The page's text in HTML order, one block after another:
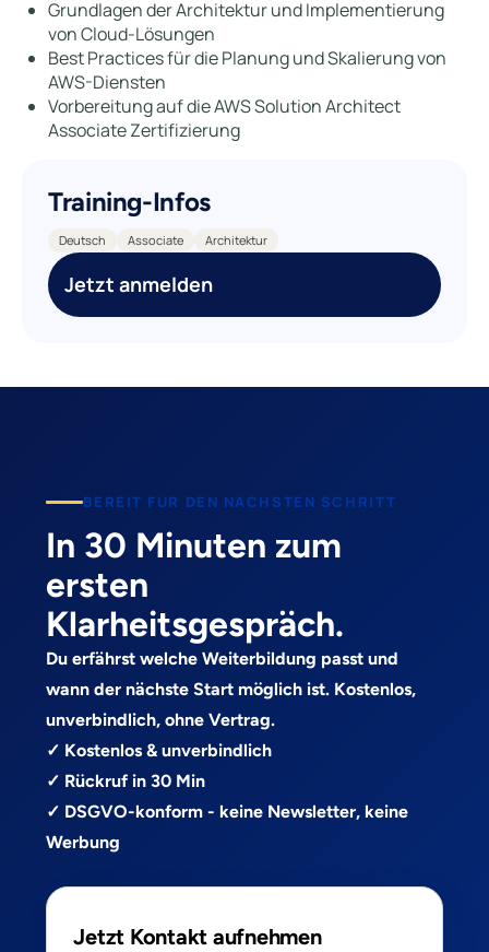
Grundlagen der Architektur und Implementierung
von Cloud-Lösungen
Best Practices für die Planung und Skalierung von
AWS-Diensten
Vorbereitung auf die AWS Solution Architect
Associate Zertifizierung
Training-Infos
Deutsch Associate Architektur
Jetzt anmelden
BEREIT FUR DEN NACHSTEN SCHRITT
In 30 Minuten zum
ersten
Klarheitsgespräch.
Du erfährst welche Weiterbildung passt und
wann der nächste Start möglich ist. Kostenlos,
unverbindlich, ohne Vertrag.
✓ Kostenlos & unverbindlich
✓ Rückruf in 30 Min
✓ DSGVO-konform - keine Newsletter, keine
Werbung
Jetzt Kontakt aufnehmen